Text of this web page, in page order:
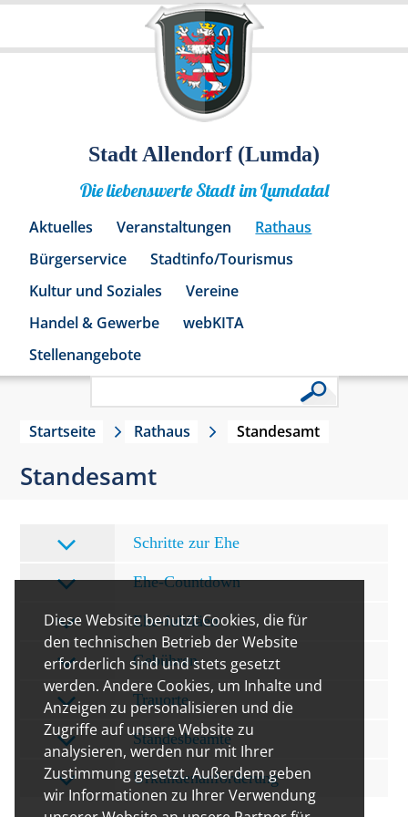
Diese Website benutzt Cookies, die für
den technischen Betrieb der Website
erforderlich sind und stets gesetzt
werden. Andere Cookies, um Inhalte und
Anzeigen zu personalisieren und die
Zugriffe auf unsere Website zu
analysieren, werden nur mit Ihrer
Zustimmung gesetzt. Außerdem geben
wir Informationen zu Ihrer Verwendung
Stadt Allendorf (Lumda)
Die liebenswerte Stadt im Lumdatal
Aktuelles Veranstaltungen
Rathaus
Bürgerservice
Stadtinfo/Tourismus
Kultur und Soziales
Vereine
Handel & Gewerbe
webKITA
Stellenangebote
Startseite Rathaus Standesamt
Standesamt
Schritte zur Ehe
Ehe-Countdown
Ehe-Jubiläen
Gebühren
Trauorte
Standesbeamte
Urkundenanforderung